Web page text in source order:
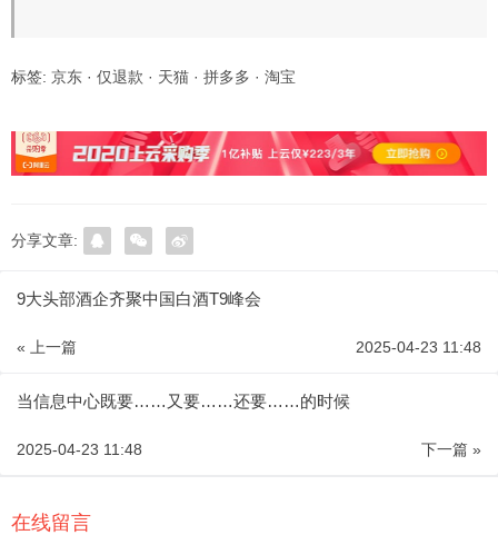
标签: 京东 · 仅退款 · 天猫 · 拼多多 · 淘宝
分享文章:
9大头部酒企齐聚中国白酒T9峰会
« 上一篇 2025-04-23 11:48
当信息中心既要……又要……还要……的时候
下一篇 »
2025-04-23 11:48
在线留言